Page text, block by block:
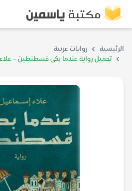
الرئيسية
روايات عربية
تحميل رواية عندما بكى قسطنطين –